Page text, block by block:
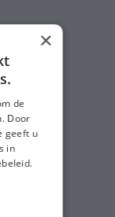
×
de
Door
geeft u
in